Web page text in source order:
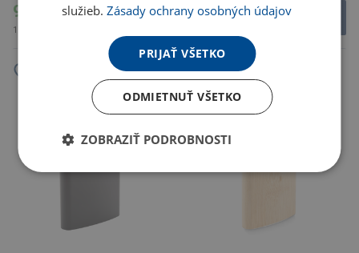
9.63 €
11.84 € s DPH
4.16 €
Gravning ploskačka, čierna
HIPHIP Bambusová ploskačka
175ml , béžová
služieb.Zásady ochrany osobných údajov
PRIJAŤ VŠETKO
ODMIETNUŤ VŠETKO
ZOBRAZIŤ PODROBNOSTI